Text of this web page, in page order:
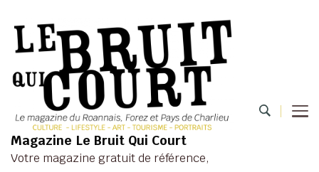
Magazine Le Bruit Qui Court
Votre magazine gratuit de référence,